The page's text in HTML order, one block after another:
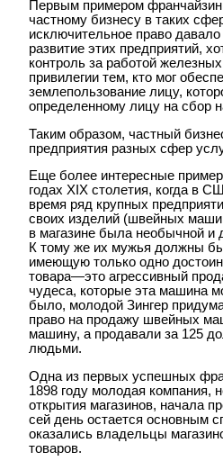
Первым примером
частному бизнесу в таких
исключительное право
развитие этих предприятий,
контроль за работой
привилегии тем, кто мог
землепользование лицу,
определенному лицу на сбор
Таким образом, частный
предприятия разных сфер
Еще более интересные
годах XIX столетия, когда в
время ряд крупных
своих изделий (швейных
в магазине была необычной и
К тому же их мужья должны
имеющую только одно
товара—это агрессивный
чудеса, которые эта машина
было, молодой Зингер
право на продажу швейных
машину, а продавали за 125
людьми.
Одна из первых успешных
1898 году молодая компания,
открытия магазинов, начала
сей день остается основным
оказались владельцы
товаров.